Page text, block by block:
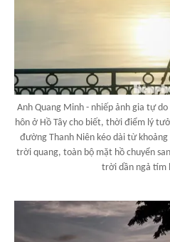
Anh Quang Minh - nhiếp ảnh gia tự
hôn ở Hồ Tây cho biết, thời điểm lý
đường Thanh Niên kéo dài từ
trời quang, toàn bộ mặt hồ chuyển
trời dần ngả tím